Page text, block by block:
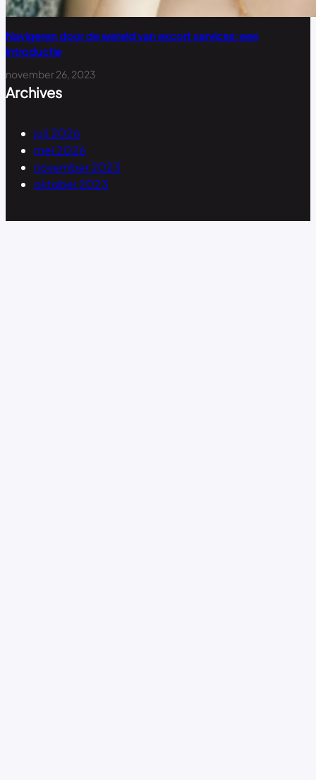
Navigeren door de wereld van escort services: een
introductie
november 26, 2023
Archives
juli 2026
mei 2026
november 2023
oktober 2023